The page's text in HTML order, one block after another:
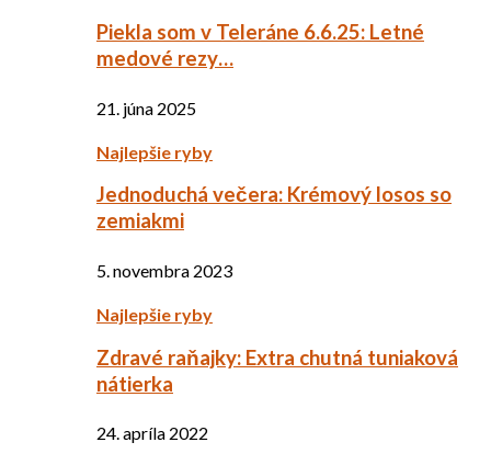
Piekla som v Teleráne 6.6.25: Letné
medové rezy…
21. júna 2025
Najlepšie ryby
Jednoduchá večera: Krémový losos so
zemiakmi
5. novembra 2023
Najlepšie ryby
Zdravé raňajky: Extra chutná tuniaková
nátierka
24. apríla 2022